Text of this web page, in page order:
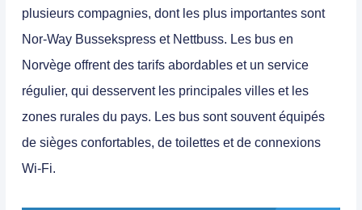
plusieurs compagnies, dont les plus importantes sont
Nor-Way Bussekspress et Nettbuss. Les bus en
Norvège offrent des tarifs abordables et un service
régulier, qui desservent les principales villes et les
zones rurales du pays. Les bus sont souvent équipés
de sièges confortables, de toilettes et de connexions
Wi-Fi.